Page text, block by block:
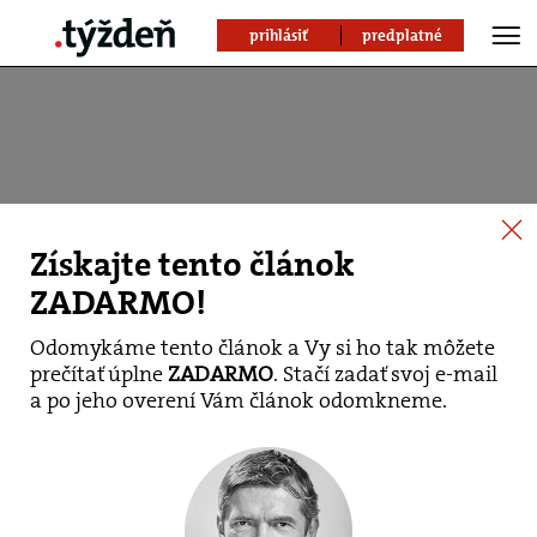
prihlásiť predplatné
Získajte tento článok
ZADARMO!
Odomykáme tento článok a Vy si ho tak môžete
prečítať úplneZADARMO. Stačí zadať svoj e-mail
a po jeho overení Vám článok odomkneme.
V stredu začne proces s
prokurátorom